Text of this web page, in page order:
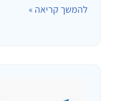
יותר. אז האם כדאי לנו
להמשך קריאה »